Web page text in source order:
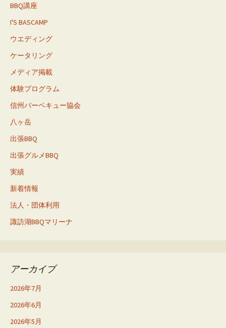
BBQ講座
I'S BASCAMP
ウエディング
ケータリング
メディア掲載
体験プログラム
信州バーベキュー協会
八ヶ岳
出張BBQ
出張グルメBBQ
実績
新着情報
法人・団体利用
諏訪湖BBQマリーナ
アーカイブ
2026年7月
2026年6月
2026年5月